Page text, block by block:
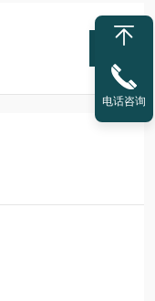
电话咨询